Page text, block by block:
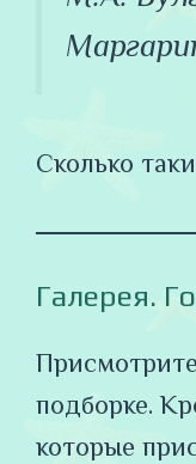
Сколько
Галерея.
подборке.
которые